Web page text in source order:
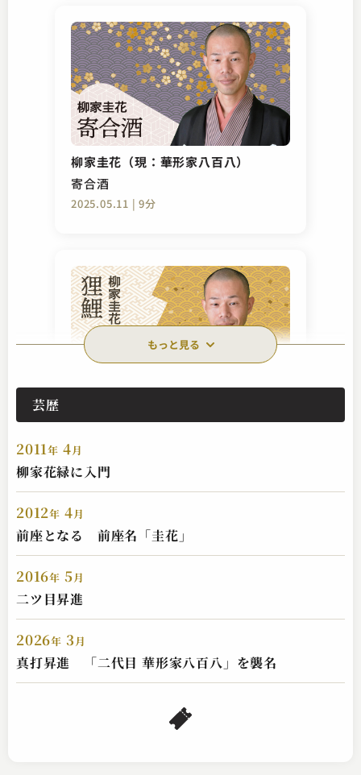
柳家圭花（現：華形家八百八）
寄合酒
2025.05.11 | 9分
狸鯉
2024.05.20 | 10分
柳家圭花（現：華形家八百八）
狸釜
もっと見る
芸歴
2011年 4月
柳家花緑に入門
2012年 4月
前座となる 前座名「圭花」
2016年 5月
二ツ目昇進
2026年 3月
真打昇進 「二代目 華形家八百八」を襲名